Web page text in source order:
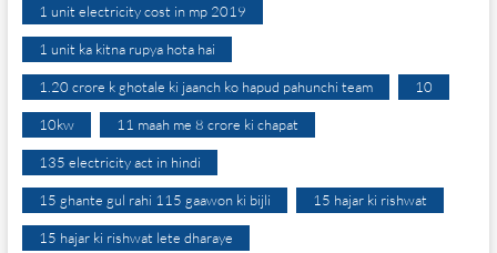
1 unit electricity cost in mp 2019
1 unit ka kitna rupya hota hai
1.20 crore k ghotale ki jaanch ko hapud pahunchi team 10
10kw 11 maah me 8 crore ki chapat
135 electricity act in hindi
15 ghante gul rahi 115 gaawon ki bijli 15 hajar ki rishwat
15 hajar ki rishwat lete dharaye